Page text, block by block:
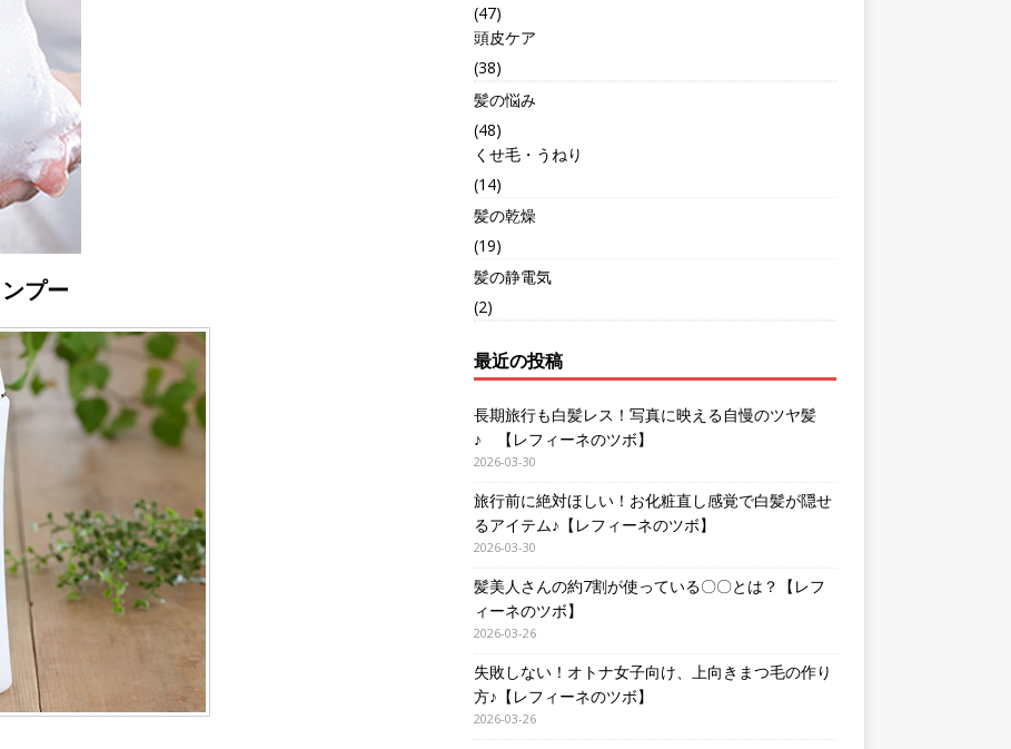
プー
(47)
頭皮ケア
(38)
髪の悩み
(48)
くせ毛・うねり
(14)
髪の乾燥
(19)
髪の静電気
(2)
最近の投稿
長期旅行も白髪レス！写真に映える自慢のツヤ髪
♪ 【レフィーネのツボ】
2026-03-30
旅行前に絶対ほしい！お化粧直し感覚で白髪が隠せ
るアイテム♪【レフィーネのツボ】
2026-03-30
髪美人さんの約7割が使っている〇〇とは？【レフ
ィーネのツボ】
2026-03-26
失敗しない！オトナ女子向け、上向きまつ毛の作り
方♪【レフィーネのツボ】
2026-03-26